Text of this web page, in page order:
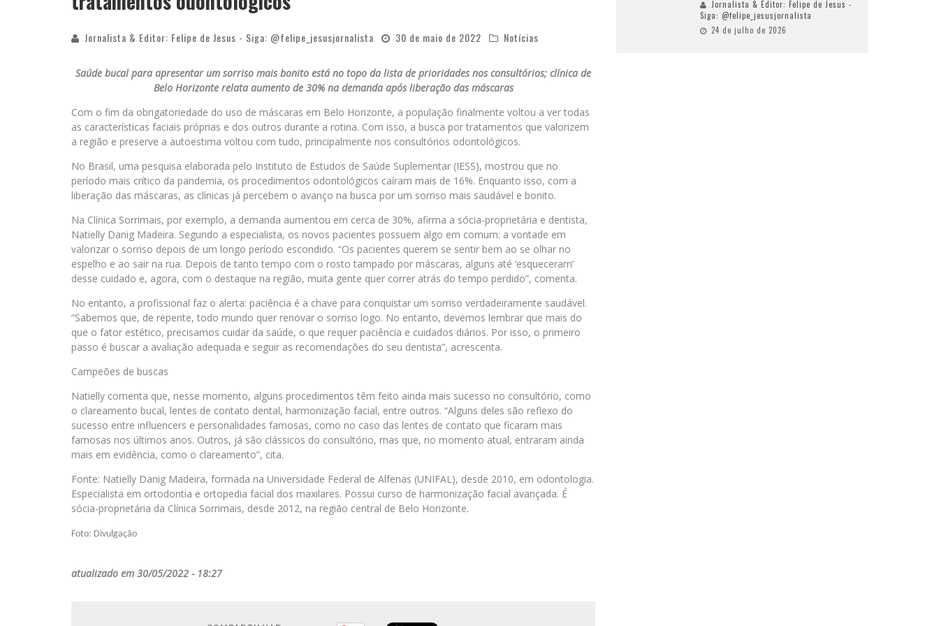
Jornalista & Editor: Felipe de Jesus - Siga: @felipe_jesusjornalista 30 de maio de 2022 Notícias
Saúde bucal para apresentar um sorriso mais bonito está no topo da lista de prioridades nos consultórios; clínica de
Belo Horizonte relata aumento de 30% na demanda após liberação das máscaras
Com o fim da obrigatoriedade do uso de máscaras em Belo Horizonte, a população finalmente voltou a ver todas
as características faciais próprias e dos outros durante a rotina. Com isso, a busca por tratamentos que valorizem
a região e preserve a autoestima voltou com tudo, principalmente nos consultórios odontológicos.
No Brasil, uma pesquisa elaborada pelo Instituto de Estudos de Saúde Suplementar (IESS), mostrou que no
período mais crítico da pandemia, os procedimentos odontológicos caíram mais de 16%. Enquanto isso, com a
liberação das máscaras, as clínicas já percebem o avanço na busca por um sorriso mais saudável e bonito.
Na Clínica Sorrimais, por exemplo, a demanda aumentou em cerca de 30%, afirma a sócia-proprietária e dentista,
Natielly Danig Madeira. Segundo a especialista, os novos pacientes possuem algo em comum: a vontade em
valorizar o sorriso depois de um longo período escondido. “Os pacientes querem se sentir bem ao se olhar no
espelho e ao sair na rua. Depois de tanto tempo com o rosto tampado por máscaras, alguns até ‘esqueceram’
desse cuidado e, agora, com o destaque na região, muita gente quer correr atrás do tempo perdido”, comenta.
No entanto, a profissional faz o alerta: paciência é a chave para conquistar um sorriso verdadeiramente saudável.
“Sabemos que, de repente, todo mundo quer renovar o sorriso logo. No entanto, devemos lembrar que mais do
que o fator estético, precisamos cuidar da saúde, o que requer paciência e cuidados diários. Por isso, o primeiro
passo é buscar a avaliação adequada e seguir as recomendações do seu dentista”, acrescenta.
Campeões de buscas
Natielly comenta que, nesse momento, alguns procedimentos têm feito ainda mais sucesso no consultório, como
o clareamento bucal, lentes de contato dental, harmonização facial, entre outros. “Alguns deles são reflexo do
sucesso entre influencers e personalidades famosas, como no caso das lentes de contato que ficaram mais
famosas nos últimos anos. Outros, já são clássicos do consultório, mas que, no momento atual, entraram ainda
mais em evidência, como o clareamento”, cita.
Fonte: Natielly Danig Madeira, formada na Universidade Federal de Alfenas (UNIFAL), desde 2010, em odontologia.
Especialista em ortodontia e ortopedia facial dos maxilares. Possui curso de harmonização facial avançada. É
sócia-proprietária da Clínica Sorrimais, desde 2012, na região central de Belo Horizonte.
Foto: Divulgação
atualizado em 30/05/2022 - 18:27
Jornalista & Editor: Felipe de Jesus -
Siga: @felipe_jesusjornalista
24 de julho de 2026